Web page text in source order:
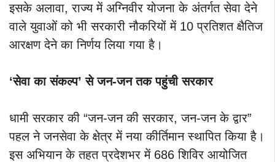
इसके अलावा, राज्य में अग्निवीर योजना के अंतर्गत सेवा देने
वाले युवाओं को भी सरकारी नौकरियों में 10 प्रतिशत क्षैतिज
आरक्षण देने का निर्णय लिया गया है।
‘सेवा का संकल्प’ से जन-जन तक पहुंची सरकार
धामी सरकार की “जन-जन की सरकार, जन-जन के द्वार”
पहल ने जनसेवा के क्षेत्र में नया कीर्तिमान स्थापित किया है।
इस अभियान के तहत प्रदेशभर में 686 शिविर आयोजित